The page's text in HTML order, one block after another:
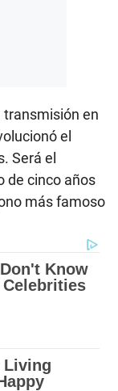
transmisión en
el
Será el
de cinco años
más famoso